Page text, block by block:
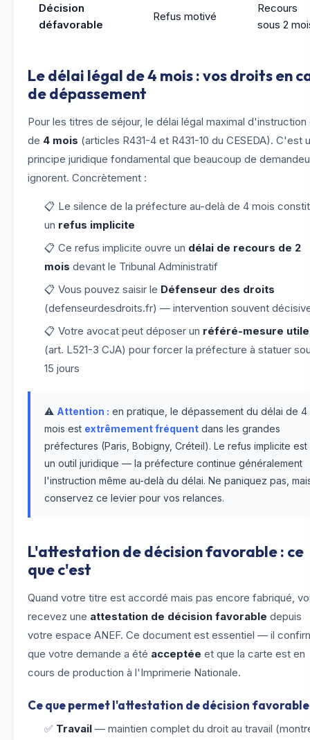
Décision
défavorable
Refus motivé
Recours
sous 2
Le délai légal de 4 mois : vos droits en
de dépassement
Pour les titres de séjour, le délai légal maximal d'instruction
de 4 mois (articles R431-4 et R431-10 du CESEDA). C'est
principe juridique fondamental que beaucoup de
ignorent. Concrètement :
📋 Le silence de la préfecture au-delà de 4 mois
un refus implicite
📋 Ce refus implicite ouvre un délai de recours de 2
mois devant le Tribunal Administratif
📋 Vous pouvez saisir le Défenseur des droits
(defenseurdesdroits.fr) — intervention souvent
📋 Votre avocat peut déposer un référé-mesure utile
(art. L521-3 CJA) pour forcer la préfecture à statuer
15 jours
⚠️ Attention : en pratique, le dépassement du délai de 4
mois est extrêmement fréquent dans les grandes
préfectures (Paris, Bobigny, Créteil). Le refus implicite est
un outil juridique — la préfecture continue généralement
l'instruction même au-delà du délai. Ne paniquez pas,
conservez ce levier pour vos relances.
L'attestation de décision favorable : ce
que c'est
Quand votre titre est accordé mais pas encore fabriqué,
recevez une attestation de décision favorable depuis
votre espace ANEF. Ce document est essentiel — il
que votre demande a été acceptée et que la carte est en
cours de production à l'Imprimerie Nationale.
Ce que permet l'attestation de décision favorable
✅ Travail — maintien complet du droit au travail